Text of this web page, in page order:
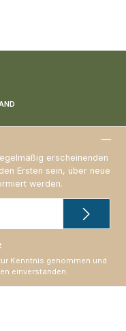
erscheinenden
Ersten sein, über neue
werden.
Kenntnis genommen und
einverstanden.